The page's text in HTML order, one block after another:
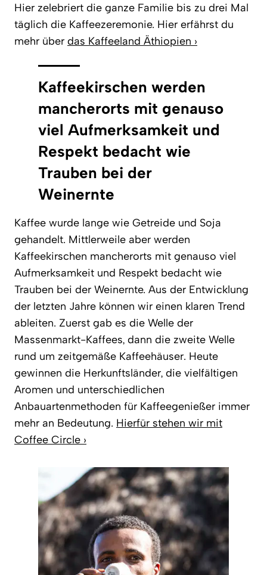
Hier zelebriert die ganze Familie bis zu drei Mal
täglich die Kaffeezeremonie. Hier erfährst du
mehr über das Kaffeeland Äthiopien ›
Kaffeekirschen werden
mancherorts mit genauso
viel Aufmerksamkeit und
Respekt bedacht wie
Trauben bei der
Weinernte
Kaffee wurde lange wie Getreide und Soja
gehandelt. Mittlerweile aber werden
Kaffeekirschen mancherorts mit genauso viel
Aufmerksamkeit und Respekt bedacht wie
Trauben bei der Weinernte. Aus der Entwicklung
der letzten Jahre können wir einen klaren Trend
ableiten. Zuerst gab es die Welle der
Massenmarkt-Kaffees, dann die zweite Welle
rund um zeitgemäße Kaffeehäuser. Heute
gewinnen die Herkunftsländer, die vielfältigen
Aromen und unterschiedlichen
Anbauartenmethoden für Kaffeegenießer immer
mehr an Bedeutung. Hierfür stehen wir mit
Coffee Circle ›